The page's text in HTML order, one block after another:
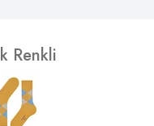
Renkli